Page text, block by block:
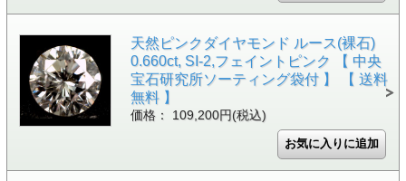
天然ピンクダイヤモンド ルース(裸石)
0.660ct, SI-2,フェイントピンク 【 中央
宝石研究所ソーティング袋付 】 【 送料
無料 】
価格： 109,200円(税込)